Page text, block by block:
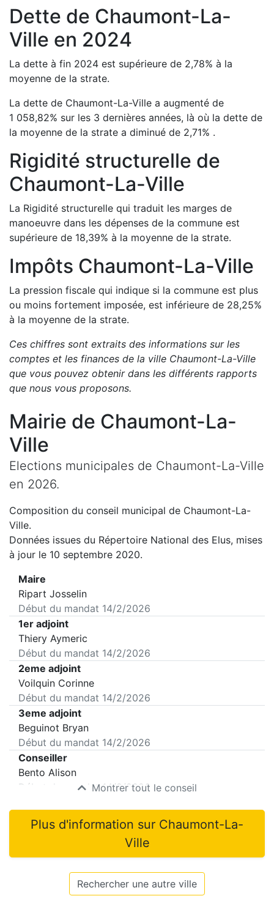
Dette de Chaumont-La-
Ville en 2024
La dette à fin 2024 est supérieure de 2,78% à la
moyenne de la strate.
La dette de Chaumont-La-Ville a augmenté de
1 058,82% sur les 3 dernières années, là où la dette de
la moyenne de la strate a diminué de 2,71% .
Rigidité structurelle de
Chaumont-La-Ville
La Rigidité structurelle qui traduit les marges de
manoeuvre dans les dépenses de la commune est
supérieure de 18,39% à la moyenne de la strate.
Impôts Chaumont-La-Ville
La pression fiscale qui indique si la commune est plus
ou moins fortement imposée, est inférieure de 28,25%
à la moyenne de la strate.
Ces chiffres sont extraits des informations sur les
comptes et les finances de la ville Chaumont-La-Ville
que vous pouvez obtenir dans les différents rapports
que nous vous proposons.
Mairie de Chaumont-La-
Ville
Elections municipales de Chaumont-La-Ville
en 2026.
Composition du conseil municipal de Chaumont-La-
Ville.
Données issues du Répertoire National des Elus, mises
à jour le 10 septembre 2020.
Maire
Ripart Josselin
Début du mandat 14/2/2026
1er adjoint
Thiery Aymeric
Début du mandat 14/2/2026
2eme adjoint
Voilquin Corinne
Début du mandat 14/2/2026
3eme adjoint
Beguinot Bryan
Début du mandat 14/2/2026
Conseiller
Bento Alison
Début du mandat14/2/2026
Montrer tout le conseil
Plus d'information sur Chaumont-La-
Ville
Rechercher une autre ville